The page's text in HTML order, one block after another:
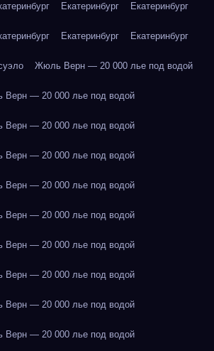
Екатеринбург Екатеринбург
Екатеринбург Екатеринбург
Жюль Верн — 20 000 лье под водой
— 20 000 лье под водой
— 20 000 лье под водой
— 20 000 лье под водой
— 20 000 лье под водой
— 20 000 лье под водой
— 20 000 лье под водой
— 20 000 лье под водой
— 20 000 лье под водой
— 20 000 лье под водой